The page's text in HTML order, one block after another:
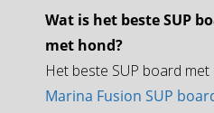
Wat is het beste SUP
met hond?
Het beste SUP board met
Marina Fusion SUP